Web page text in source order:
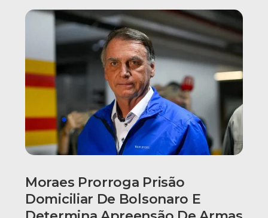
Moraes Prorroga Prisão
Domiciliar De Bolsonaro E